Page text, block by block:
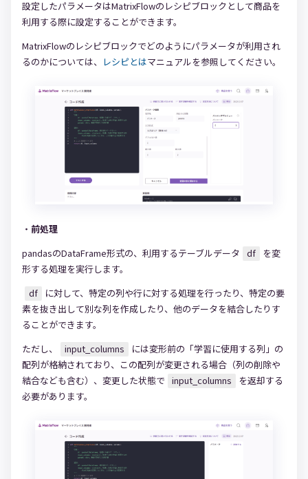
設定したパラメータはMatrixFlowのレシピブロックとして商品を
利用する際に設定することができます。
MatrixFlowのレシピブロックでどのようにパラメータが利用され
るのかについては、
レシピとはマニュアルを参照してください。
・ 前処理
pandasのDataFrame形式の、利用するテーブルデータ df
を変
形する処理を実行します。
df
に対して、特定の列や行に対する処理を行ったり、特定の要
素を抜き出して別な列を作成したり、他のデータを結合したりす
ることができます。
ただし、
input_columns
には変形前の「学習に使用する列」の
配列が格納されており、この配列が変更される場合（列の削除や
結合なども含む）、変更した状態で input_columns
を返却する
必要があります。